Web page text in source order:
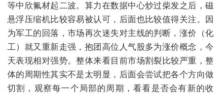
等中欣氟材起二波。算力在数据中心炒过柴发之后，磁
悬浮压缩机比较容易被认可，后面也比较值得关注。因
为军工的回落，市场再次迷失对主线的判断，涨价（化
工）就又重新走强，抱团高位人气股多为涨价概念，今
天表现相对强势。整体来看目前市场割裂比较严重，整
体的周期性其实不是太明显，后面会尝试把各个方向做
切割，观察每一个局部的周期，看看是否会有新的收